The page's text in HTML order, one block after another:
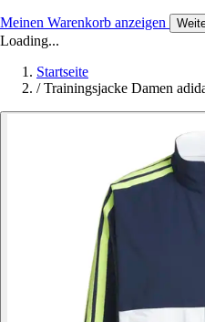
Meinen Warenkorb anzeigen
Loading...
Startseite
/ Trainingsjacke Damen